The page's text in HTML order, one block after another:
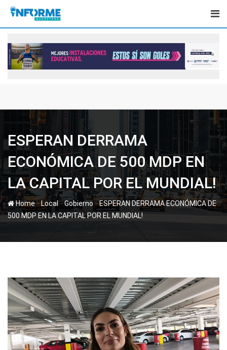
Skip
content
ESPERAN DERRAMA
ECONÓMICA DE 500 MDP EN
LA CAPITAL POR EL MUNDIAL!
Home-Local-Gobierno-ESPERAN DERRAMA ECONÓMICA DE
500 MDP EN LA CAPITAL POR EL MUNDIAL!